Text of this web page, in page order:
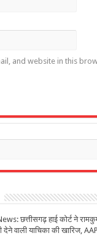
and website in this
छत्तीसगढ़ हाई कोर्ट ने
देने वाली याचिका की खारिज,